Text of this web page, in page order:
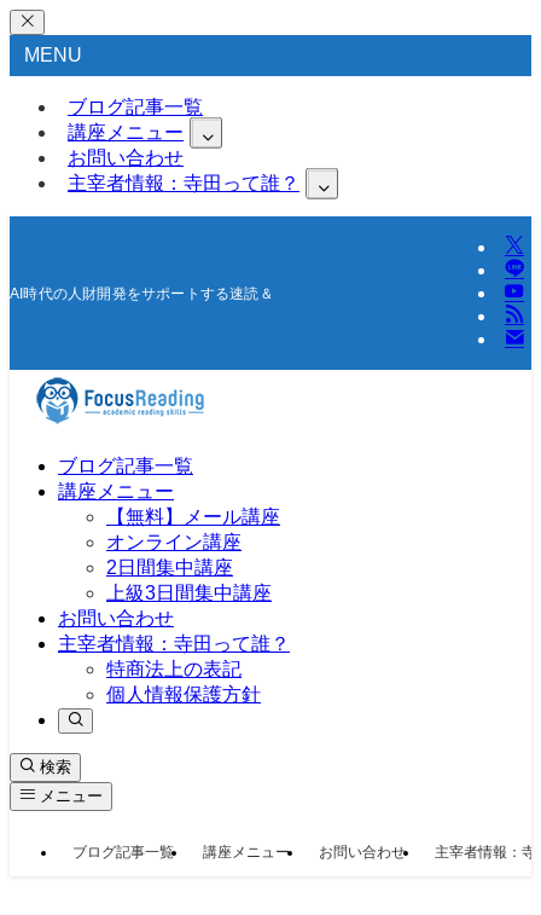
MENU
ブログ記事一覧
講座メニュー
お問い合わせ
主宰者情報：寺田って誰？
AI時代の人財開発をサポートする速読＆高速学習の研究所
ブログ記事一覧
講座メニュー
【無料】メール講座
オンライン講座
2日間集中講座
上級3日間集中講座
お問い合わせ
主宰者情報：寺田って誰？
特商法上の表記
個人情報保護方針
検索
メニュー
ブログ記事一覧 講座メニュー お問い合わせ 主宰者情報：寺